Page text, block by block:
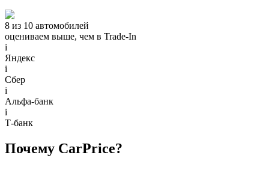
8 из 10 автомобилей
оцениваем выше, чем в Trade‑In
i
Яндекс
i
Сбер
i
Альфа-банк
i
Т-банк
Почему CarPrice?